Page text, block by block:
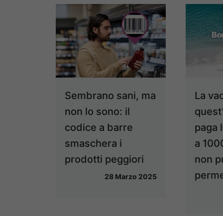
Sembrano sani, ma
non lo sono: il
codice a barre
smaschera i
prodotti peggiori
28 Marzo 2025
La
paga
a
non